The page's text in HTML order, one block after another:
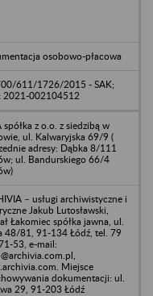
osobowo-płacowa
611/1726/2015 - SAK;
2021-002104512
z o.o. z siedzibą w
ul. Kalwaryjska 69/9 (
adresy: Dąbka 8/111
ul. Bandurskiego 66/4
– usługi archiwistyczne i
Jakub Lutosławski,
Łakomiec spółka jawna, ul.
48/81, 91-134 Łódź, tel. 79
53, e-mail:
Miejsce
dokumentacji: ul.
29, 91-203 Łódź